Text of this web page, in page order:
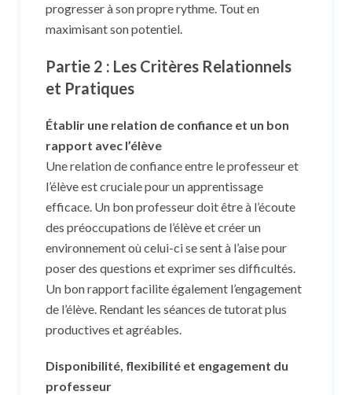
progresser à son propre rythme. Tout en
maximisant son potentiel.
Partie 2 : Les Critères Relationnels
et Pratiques
Établir une relation de confiance et un bon
rapport avec l’élève
Une relation de confiance entre le professeur et
l’élève est cruciale pour un apprentissage
efficace. Un bon professeur doit être à l’écoute
des préoccupations de l’élève et créer un
environnement où celui-ci se sent à l’aise pour
poser des questions et exprimer ses difficultés.
Un bon rapport facilite également l’engagement
de l’élève. Rendant les séances de tutorat plus
productives et agréables.
Disponibilité, flexibilité et engagement du
professeur